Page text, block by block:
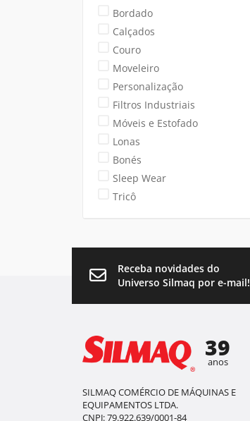
Bordado
Calçados
Couro
Moveleiro
Personalização
Filtros Industriais
Móveis e Estofado
Lonas
Bonés
Sleep Wear
Tricô
Receba novidades do
Universo Silmaq por e-mail!
39
anos
SILMAQ COMÉRCIO DE MÁQUINAS E
EQUIPAMENTOS LTDA.
CNPJ: 79.922.639/0001-84